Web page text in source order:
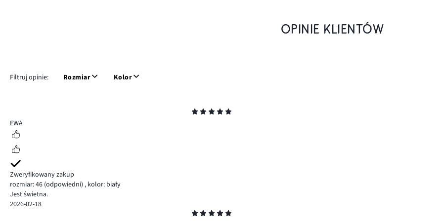
OPINIE KLIENTÓW
Filtruj opinie: Rozmiar Kolor
5
EWA
Zweryfikowany zakup
rozmiar: 46 (odpowiedni) , kolor: biały
Jest świetna.
2026-02-18